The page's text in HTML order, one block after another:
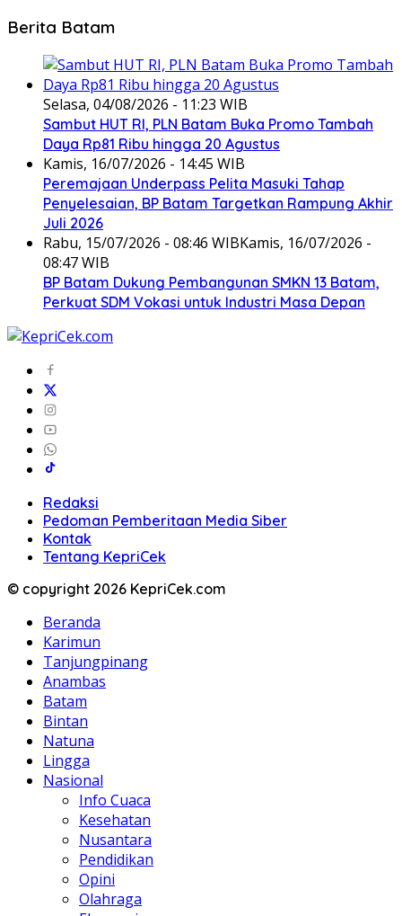
Berita Batam
Selasa, 04/08/2026 - 11:23 WIB
Sambut HUT RI, PLN Batam Buka Promo Tambah
Daya Rp81 Ribu hingga 20 Agustus
Kamis, 16/07/2026 - 14:45 WIB
Peremajaan Underpass Pelita Masuki Tahap
Penyelesaian, BP Batam Targetkan Rampung Akhir
Juli 2026
Rabu, 15/07/2026 - 08:46 WIBKamis, 16/07/2026 -
08:47 WIB
BP Batam Dukung Pembangunan SMKN 13 Batam,
Perkuat SDM Vokasi untuk Industri Masa Depan
Redaksi
Pedoman Pemberitaan Media Siber
Kontak
Tentang KepriCek
© copyright 2026 KepriCek.com
Beranda
Karimun
Tanjungpinang
Anambas
Batam
Bintan
Natuna
Lingga
Nasional
Info Cuaca
Kesehatan
Nusantara
Pendidikan
Opini
Olahraga